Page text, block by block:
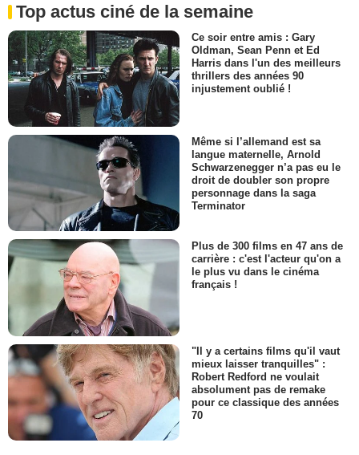
Top actus ciné de la semaine
Ce soir entre amis : Gary
Oldman, Sean Penn et Ed
Harris dans l'un des meilleurs
thrillers des années 90
injustement oublié !
Même si l’allemand est sa
langue maternelle, Arnold
Schwarzenegger n’a pas eu le
droit de doubler son propre
personnage dans la saga
Terminator
Plus de 300 films en 47 ans de
carrière : c'est l'acteur qu'on a
le plus vu dans le cinéma
français !
"Il y a certains films qu'il vaut
mieux laisser tranquilles" :
Robert Redford ne voulait
absolument pas de remake
pour ce classique des années
70